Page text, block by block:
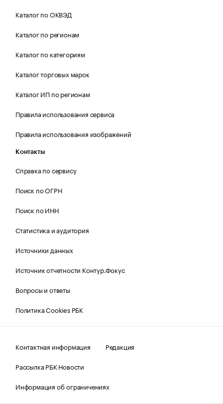
Каталог по ОКВЭД
Каталог по регионам
Каталог по категориям
Каталог торговых марок
Каталог ИП по регионам
Правила использования сервиса
Правила использования изображений
Контакты
Справка по сервису
Поиск по ОГРН
Поиск по ИНН
Статистика и аудитория
Источники данных
Источник отчетности Контур.Фокус
Вопросы и ответы
Политика Cookies РБК
Контактная информация
Редакция
Рассылка РБК Новости
Информация об ограничениях